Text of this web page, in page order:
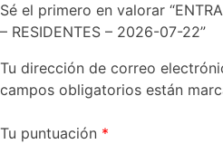
Sé el primero en valorar
– RESIDENTES – 2026-07-22”
Tu dirección de correo
campos obligatorios están
Tu puntuación *